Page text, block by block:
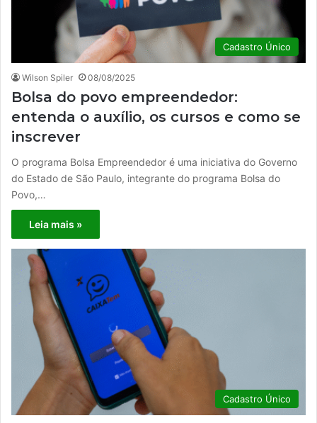
Cadastro Único
Wilson Spiler 08/08/2025
Bolsa do povo empreendedor:
entenda o auxílio, os cursos e como se
inscrever
O programa Bolsa Empreendedor é uma iniciativa do Governo
do Estado de São Paulo, integrante do programa Bolsa do
Povo,…
Leia mais »
Cadastro Único